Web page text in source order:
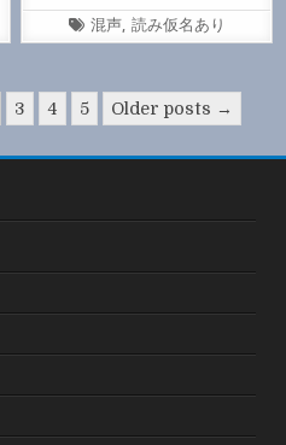
Tagged
混声, 読み仮名あり
3 4 5 Older posts →